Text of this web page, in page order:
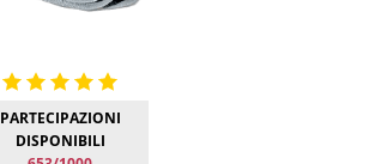
PARTECIPAZIONI
DISPONIBILI